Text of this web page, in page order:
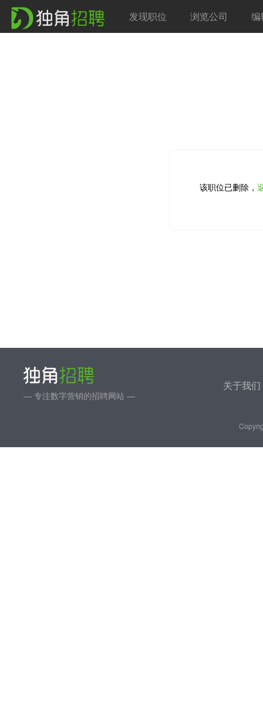
发现职位 浏览公司 编
该职位已删除，
— 专注数字营销的招聘网站 —
关于我们